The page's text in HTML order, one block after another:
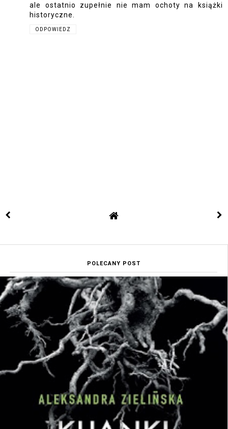
ale ostatnio zupełnie nie mam ochoty na książki
historyczne.
ODPOWIEDZ
POLECANY POST